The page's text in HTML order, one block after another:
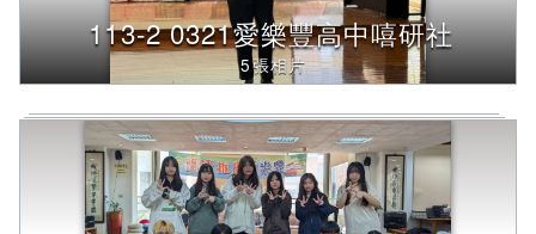
詢，
下
內
容
113-2 0321愛樂豐高中嘻研社
5張相片